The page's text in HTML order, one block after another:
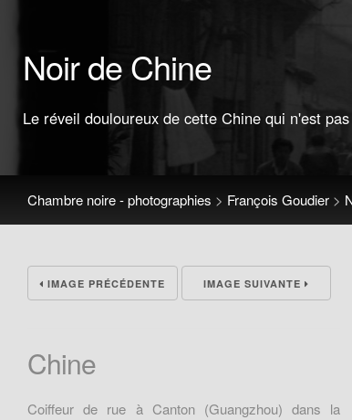
Noir de Chine
Le réveil douloureux de cette Chine qui n'est
Chambre noire - photographies > François Goudier >
IMAGE PRÉCÉDENTE IMAGE SUIVANTE
Chine
Coiffeur de rue à Canton (Guangzhou) dans la